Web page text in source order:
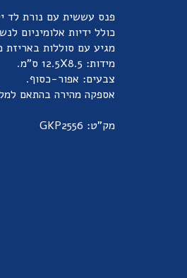
פנס עששית עם נורת לד
כולל ידיות אלומיניום
מגיע עם סוללות באריזת
מידות: 12.5X8.5 ס”מ.
צבעים: אפור-כסוף.
אספקה מהירה בהתאם
מק"ט: GKP2556